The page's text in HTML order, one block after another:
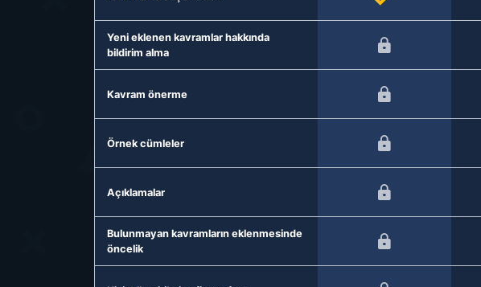
Yeni eklenen kavramlar hakkında
bildirim alma
Kavram önerme
Örnek cümleler
Açıklamalar
Bulunmayan kavramların eklenmesinde
öncelik